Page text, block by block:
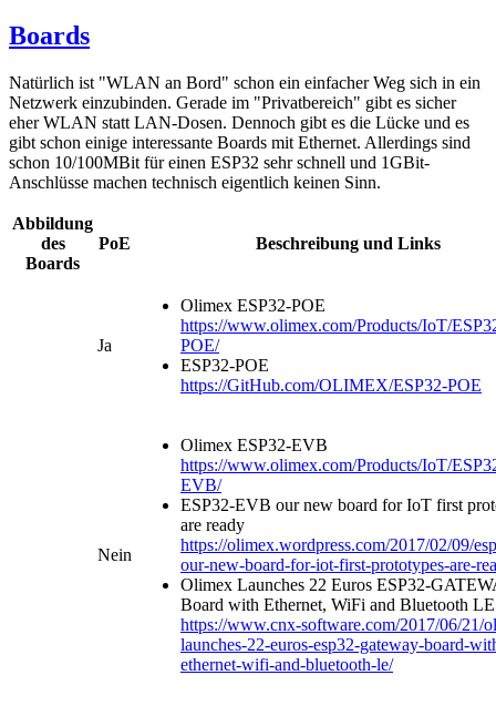
Boards
Natürlich ist "WLAN an Bord" schon ein einfacher Weg sich in ein
Netzwerk einzubinden. Gerade im "Privatbereich" gibt es sicher
eher WLAN statt LAN-Dosen. Dennoch gibt es die Lücke und es
gibt schon einige interessante Boards mit Ethernet. Allerdings sind
schon 10/100MBit für einen ESP32 sehr schnell und 1GBit-
Anschlüsse machen technisch eigentlich keinen Sinn.
Abbildung
des
Boards
PoE Beschreibung und Links
Ja
Olimex ESP32-POE
https://www.olimex.com/Products/IoT/
POE/
ESP32-POE
https://GitHub.com/OLIMEX/ESP32-POE
Nein
Olimex ESP32-EVB
https://www.olimex.com/Products/IoT/
EVB/
ESP32-EVB our new board for IoT first
are ready
https://olimex.wordpress.com/2017/02/09/
our-new-board-for-iot-first-prototypes-are-
Olimex Launches 22 Euros ESP32-
Board with Ethernet, WiFi and Bluetooth LE
https://www.cnx-software.com/2017/06/21/
launches-22-euros-esp32-gateway-board-
ethernet-wifi-and-bluetooth-le/